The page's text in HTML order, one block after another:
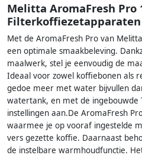
Melitta AromaFresh Pro
Filterkoffiezetapparaten
Met de AromaFresh Pro van
een optimale smaakbeleving.
maalwerk, stel je eenvoudig de
Ideaal voor zowel koffiebonen als
gedoe meer met water bijvullen
watertank, en met de ingebouwde
instellingen aan.De AromaFresh
waarmee je op vooraf ingestelde
vers gezette koffie. Daarnaast
de instelbare warmhoudfunctie.